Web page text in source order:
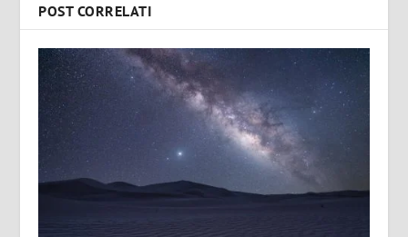
POST CORRELATI